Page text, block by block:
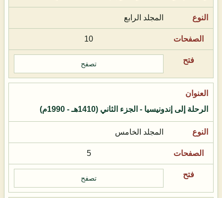
المجلد الرابع
10
تصفح
الرحلة إلى إندونيسيا - الجزء الثاني (1410هـ - 1990م)
المجلد الخامس
5
تصفح